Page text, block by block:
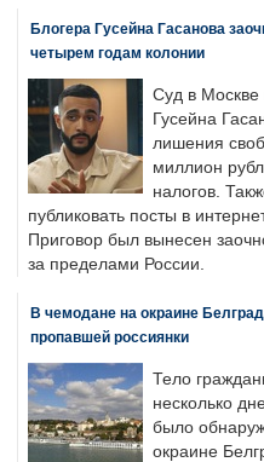
Блогера Гусейна Гасанова
четырем годам колонии
Суд в Москве
Гусейна
лишения
миллион
налогов.
публиковать посты в
Приговор был вынесен
за пределами России.
В чемодане на окраине
пропавшей россиянки
Тело
несколько
было
окраине